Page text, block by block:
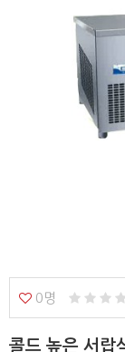
0명
콜드 높은 서랍